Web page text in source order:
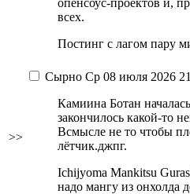
опенсоус-проектов и,
всех.
Постинг с лагом пару
>>
Сырно Ср 08 июля 2026
Камиина Ботан
закончилось какой-то
Всмысле не то чтобы
лётчик.джпг.
Ichijyoma Mankitsu
надо мангу из онхолда